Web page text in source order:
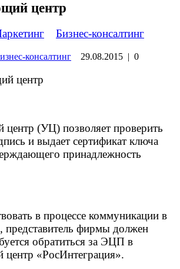
центр
Бизнес-консалтинг
консалтинг 29.08.2015 | 0
центр (УЦ) позволяет проверить
и выдает сертификат ключа
принадлежность
в процессе коммуникации в
представитель фирмы должен
обратиться за ЭЦП в
«РосИнтеграция».